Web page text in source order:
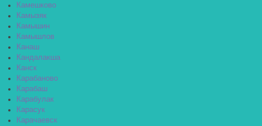
Камешково
Камызяк
Камышин
Камышлов
Канаш
Кандалакша
Канск
Карабаново
Карабаш
Карабулак
Карасук
Карачаевск